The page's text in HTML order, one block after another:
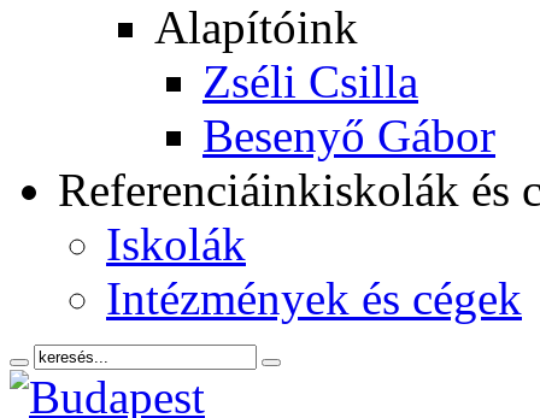
Alapítóink
Zséli Csilla
Besenyő Gábor
Referenciáinkiskolák és
Iskolák
Intézmények és cégek